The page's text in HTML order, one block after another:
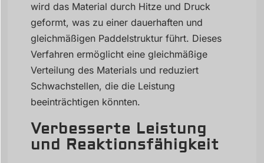
wird das Material durch Hitze und Druck
geformt, was zu einer dauerhaften und
gleichmäßigen Paddelstruktur führt. Dieses
Verfahren ermöglicht eine gleichmäßige
Verteilung des Materials und reduziert
Schwachstellen, die die Leistung
beeinträchtigen könnten.
Verbesserte Leistung
und Reaktionsfähigkeit